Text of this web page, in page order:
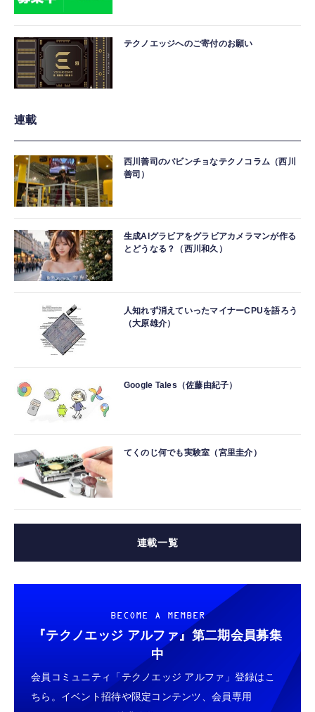
テクノエッジへのご寄付のお願い
連載
西川善司のバビンチョなテクノコラム（西川
善司）
生成AIグラビアをグラビアカメラマンが作る
とどうなる？（西川和久）
人知れず消えていったマイナーCPUを語ろう
（大原雄介）
Google Tales（佐藤由紀子）
てくのじ何でも実験室（宮里圭介）
連載一覧
BECOME A MEMBER
『テクノエッジ アルファ』 第二期会員募集
中
会員コミュニティ「テクノエッジ アルファ」登録はこ
ちら。イベント招待や限定コンテンツ、会員専用